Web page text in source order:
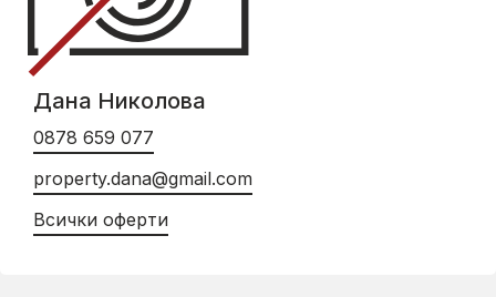
Дана Николова
0878 659 077
property.dana@gmail.com
Всички оферти